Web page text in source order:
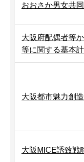
おおさか男女共
大阪府配偶者等
等に関する基本
大阪都市魅力創
大阪MICE誘致戦